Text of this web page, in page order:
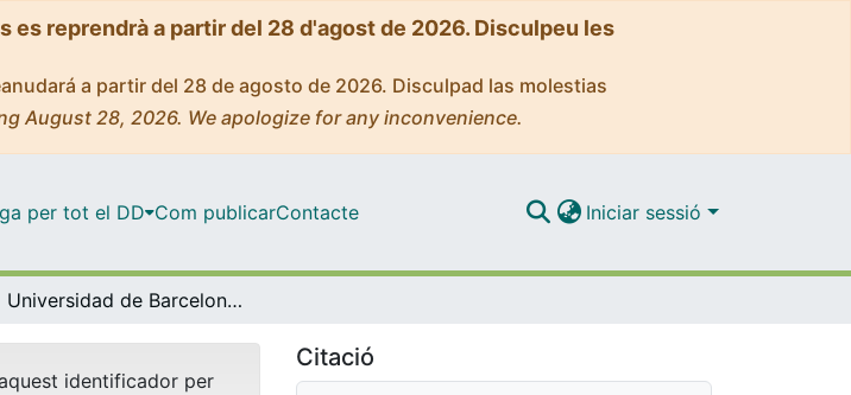
reprendrà a partir del 28 d'agost de 2026. Disculpeu les
a partir del 28 de agosto de 2026. Disculpad las molestias
August 28, 2026. We apologize for any inconvenience.
per tot el DD Com publicarContacte Iniciar sessió
Universidad de Barcelona : anuario del curso 1969-1970
identificador per
Citació